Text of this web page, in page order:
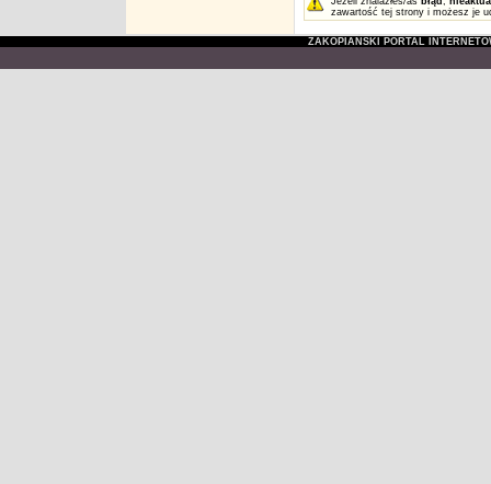
zawartość tej strony i możesz je
ZAKOPIAŃSKI PORTAL